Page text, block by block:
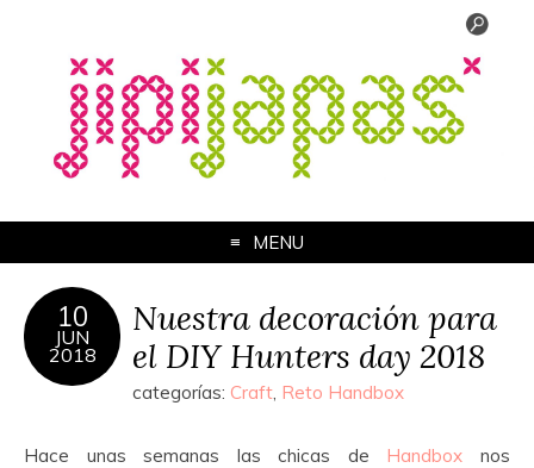
MENU
10
JUN
2018
Nuestra decoración para
el DIY Hunters day 2018
categorías: Craft, Reto Handbox
Hace unas semanas las chicas de Handbox nos